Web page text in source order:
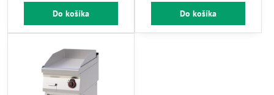
Do košíka Do košíka